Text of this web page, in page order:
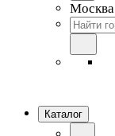
Москва
Каталог